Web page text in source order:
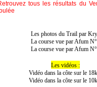
tous les résultats du
Les photos du Trail par
La course vue par Afum
La course vue par Afum
Les vidéos :
Vidéo dans la côte sur le
Vidéo dans la côte sur le